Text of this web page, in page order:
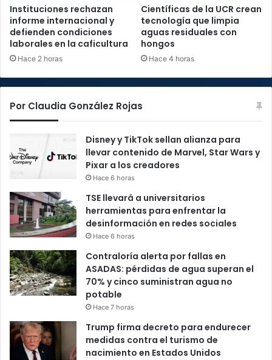
Instituciones rechazan
informe internacional y
defienden condiciones
laborales en la caficultura
Hace 2 horas
Científicas de la UCR crean
tecnología que limpia
aguas residuales con
hongos
Hace 4 horas
Por Claudia González Rojas
Disney y TikTok sellan alianza para
llevar contenido de Marvel, Star Wars y
Pixar a los creadores
Hace 6 horas
TSE llevará a universitarios
herramientas para enfrentar la
desinformación en redes sociales
Hace 6 horas
Contraloría alerta por fallas en
ASADAS: pérdidas de agua superan el
70% y cinco suministran agua no
potable
Hace 7 horas
Trump firma decreto para endurecer
medidas contra el turismo de
nacimiento en Estados Unidos